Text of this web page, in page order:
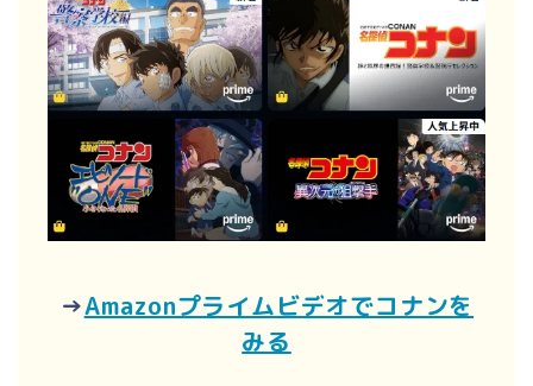
→Amazonプライムビデオでコナンを
みる